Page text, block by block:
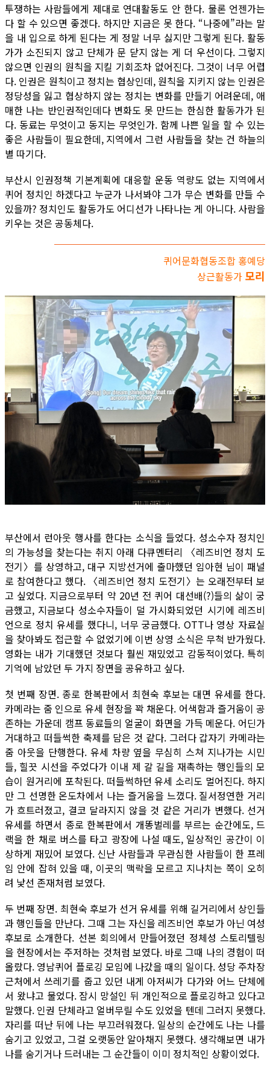
투쟁하는 사람들에게 제대로 연대활동도 안 한다. 물론 언젠가는
다 할 수 있으면 좋겠다. 하지만 지금은 못 한다. “나중에”라는 말
을 내 입으로 하게 된다는 게 정말 너무 싫지만 그렇게 된다. 활동
가가 소진되지 않고 단체가 문 닫지 않는 게 더 우선이다. 그렇지
않으면 인권의 원칙을 지킬 기회조차 없어진다. 그것이 너무 어렵
다. 인권은 원칙이고 정치는 협상인데, 원칙을 지키지 않는 인권은
정당성을 잃고 협상하지 않는 정치는 변화를 만들기 어려운데, 애
매한 나는 반인권적인데다 변화도 못 만드는 한심한 활동가가 된
다. 동료는 무엇이고 동지는 무엇인가. 함께 나쁜 일을 할 수 있는
좋은 사람들이 필요한데, 지역에서 그런 사람들을 찾는 건 하늘의
별 따기다.
부산시 인권정책 기본계획에 대응할 운동 역량도 없는 지역에서
퀴어 정치인 하겠다고 누군가 나서봐야 그가 무슨 변화를 만들 수
있을까? 정치인도 활동가도 어디선가 나타나는 게 아니다. 사람을
키우는 것은 공동체다.
퀴어문화협동조합 홍예당
상근활동가 모리
부산에서 런아웃 행사를 한다는 소식을 들었다. 성소수자 정치인
의 가능성을 찾는다는 취지 아래 다큐멘터리 〈레즈비언 정치 도
전기〉를 상영하고, 대구 지방선거에 출마했던 임아현 님이 패널
로 참여한다고 했다. 〈레즈비언 정치 도전기〉는 오래전부터 보
고 싶었다. 지금으로부터 약 20년 전 퀴어 대선배(?)들의 삶이 궁
금했고, 지금보다 성소수자들이 덜 가시화되었던 시기에 레즈비
언으로 정치 유세를 했다니, 너무 궁금했다. OTT나 영상 자료실
을 찾아봐도 접근할 수 없었기에 이번 상영 소식은 무척 반가웠다.
영화는 내가 기대했던 것보다 훨씬 재밌었고 감동적이었다. 특히
기억에 남았던 두 가지 장면을 공유하고 싶다.
첫 번째 장면. 종로 한복판에서 최현숙 후보는 대면 유세를 한다.
카메라는 줌 인으로 유세 현장을 꽉 채운다. 어색함과 즐거움이 공
존하는 가운데 캠프 동료들의 얼굴이 화면을 가득 메운다. 어딘가
거대하고 떠들썩한 축제를 담은 것 같다. 그러다 갑자기 카메라는
줌 아웃을 단행한다. 유세 차량 옆을 무심히 스쳐 지나가는 시민
들, 힐끗 시선을 주었다가 이내 제 갈 길을 재촉하는 행인들의 모
습이 원거리에 포착된다. 떠들썩하던 유세 소리도 멀어진다. 하지
만 그 선명한 온도차에서 나는 즐거움을 느꼈다. 질서정연한 거리
가 흐트러졌고, 결코 달라지지 않을 것 같은 거리가 변했다. 선거
유세를 하면서 종로 한복판에서 개똥벌레를 부르는 순간에도, 드
랙을 한 채로 버스를 타고 광장에 나설 때도, 일상적인 공간이 이
상하게 재밌어 보였다. 신난 사람들과 무관심한 사람들이 한 프레
임 안에 잡혀 있을 때, 이곳의 맥락을 모르고 지나치는 쪽이 오히
려 낯선 존재처럼 보였다.
두 번째 장면. 최현숙 후보가 선거 유세를 위해 길거리에서 상인들
과 행인들을 만난다. 그때 그는 자신을 레즈비언 후보가 아닌 여성
후보로 소개한다. 선본 회의에서 만들어졌던 정체성 스토리텔링
을 현장에서는 주저하는 것처럼 보였다. 바로 그때 나의 경험이 떠
올랐다. 영남퀴어 플로깅 모임에 나갔을 때의 일이다. 성당 주차장
근처에서 쓰레기를 줍고 있던 내게 아저씨가 다가와 어느 단체에
서 왔냐고 물었다. 잠시 망설인 뒤 개인적으로 플로깅하고 있다고
말했다. 인권 단체라고 얼버무릴 수도 있었을 텐데 그러지 못했다.
자리를 떠난 뒤에 나는 부끄러워졌다. 일상의 순간에도 나는 나를
숨기고 있었고, 그걸 오랫동안 알아채지 못했다. 생각해보면 내가
나를 숨기거나 드러내는 그 순간들이 이미 정치적인 상황이었다.